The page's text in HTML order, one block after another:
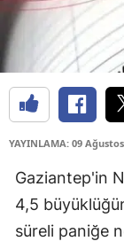
YAYINLAMA: 09
Gaziantep'in
4,5
süreli paniğe